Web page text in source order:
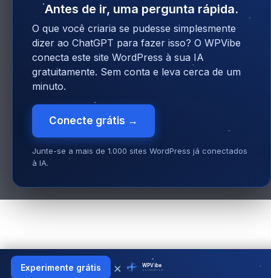
Antes de ir, uma pergunta rápida.
O que você criaria se pudesse simplesmente
dizer ao ChatGPT para fazer isso? O WPVibe
conecta este site WordPress à sua IA
gratuitamente. Sem conta e leva cerca de um
minuto.
Conecte grátis →
Junte-se a mais de 1.000 sites WordPress já conectados
à IA.
WPVibe
por SeedProd
Experimente grátis ×